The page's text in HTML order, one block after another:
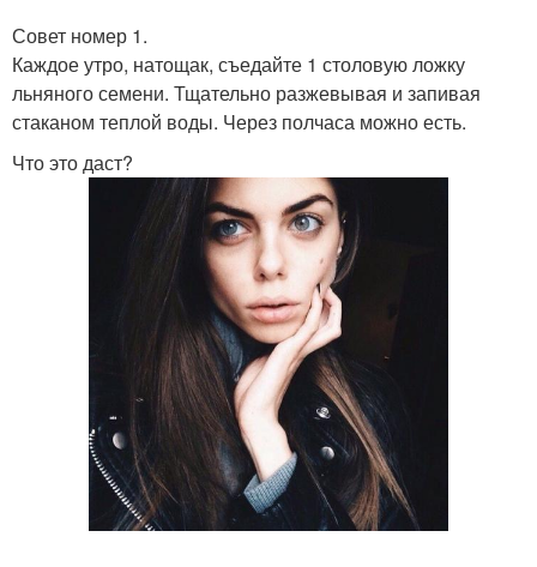
Совет номер 1.
Каждое утро, натощак, съедайте 1 столовую ложку
льняного семени. Тщательно разжевывая и запивая
стаканом теплой воды. Через полчаса можно есть.
Что это даст?